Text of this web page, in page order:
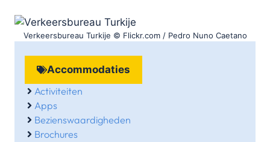
Verkeersbureau Turkije © Flickr.com / Pedro Nuno Caetano
Accommodaties
Activiteiten
Apps
Bezienswaardigheden
Brochures